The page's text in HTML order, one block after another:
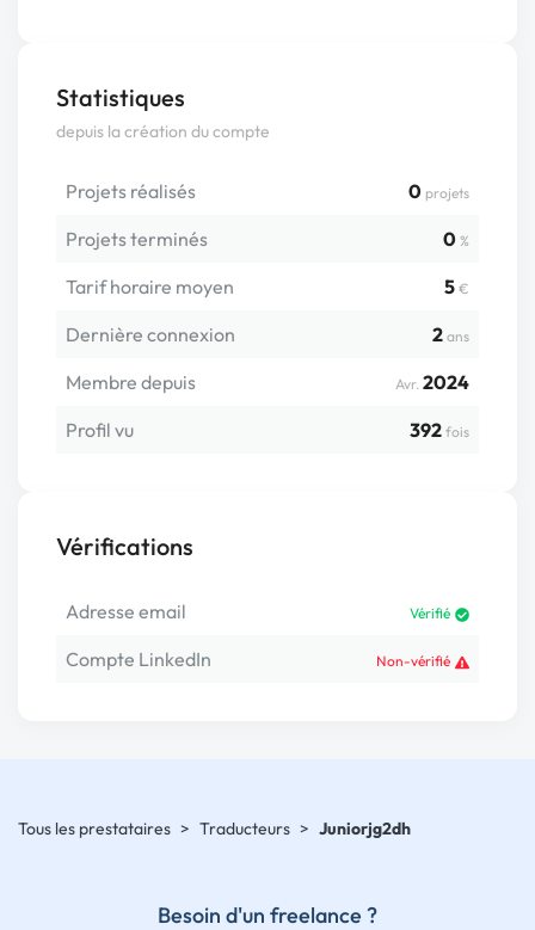
Statistiques
depuis la création du compte
Projets réalisés 0 projets
Projets terminés 0 %
Tarif horaire moyen 5 €
Dernière connexion 2 ans
Membre depuis Avr. 2024
Profil vu
392 fois
Vérifications
Adresse email Vérifié
Compte LinkedIn Non-vérifié
Tous les prestataires > Traducteurs > Juniorjg2dh
Besoin d'un freelance ?